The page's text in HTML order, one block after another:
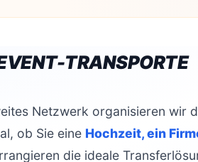
TRANSPORTE
Netzwerk organisieren wir
ob Sie eine Hochzeit, ein
die ideale